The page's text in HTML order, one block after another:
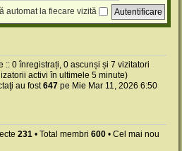
automat la fiecare vizită
:: 0 înregistrați, 0 ascunși și 7 vizitatori
activi în ultimele 5 minute)
au fost647 pe Mie Mar 11, 2026 6:50
231 • Total membri 600 • Cel mai nou